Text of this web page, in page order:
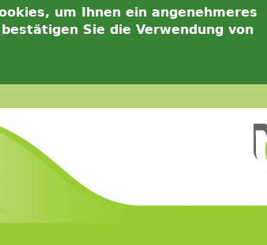
um Ihnen ein angenehmeres
Sie die Verwendung von